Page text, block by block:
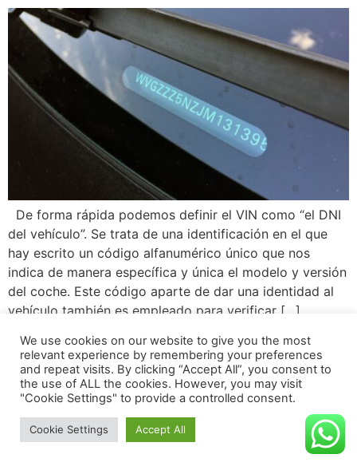
De forma rápida podemos definir el VIN como “el DNI
del vehículo”. Se trata de una identificación en el que
hay escrito un código alfanumérico único que nos
indica de manera específica y única el modelo y versión
del coche. Este código aparte de dar una identidad al
vehículo también es empleado para verificar […]
Todos los derechos reservados
We use cookies on our website to give you the most
relevant experience by remembering your preferences
and repeat visits. By clicking “Accept All”, you consent to
the use of ALL the cookies. However, you may visit
"Cookie Settings" to provide a controlled consent.
Cookie Settings Accept All